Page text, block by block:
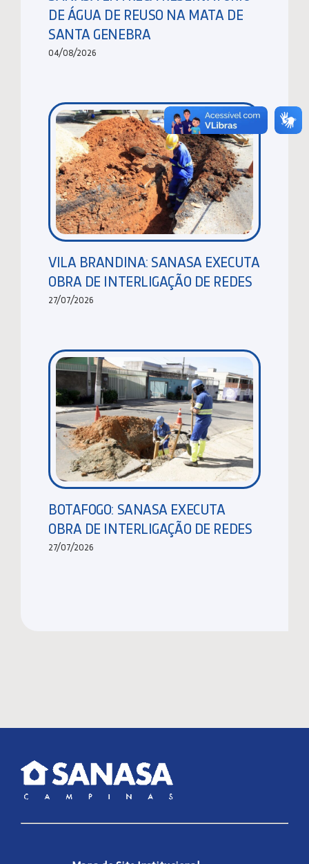
DE ÁGUA DE REUSO NA MATA DE
SANTA GENEBRA
04/08/2026
VILA BRANDINA: SANASA EXECUTA
OBRA DE INTERLIGAÇÃO DE REDES
27/07/2026
BOTAFOGO: SANASA EXECUTA
OBRA DE INTERLIGAÇÃO DE REDES
27/07/2026